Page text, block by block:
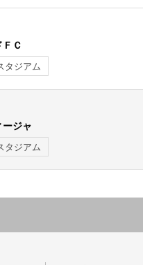
Ｃ
タジアム
ージャ
タジアム